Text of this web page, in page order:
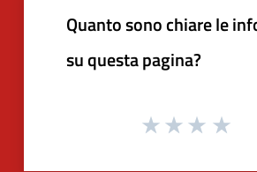
Quanto sono chiare le
su questa pagina?